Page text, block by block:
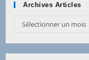
Archives Articles
Archives
Sélectionner un mois